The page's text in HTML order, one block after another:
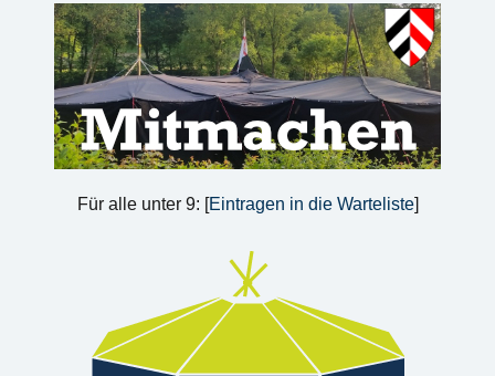
Für alle unter 9: [Eintragen in die Warteliste]